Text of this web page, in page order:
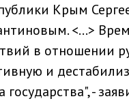
Крым
<…>
в отношении
и
-